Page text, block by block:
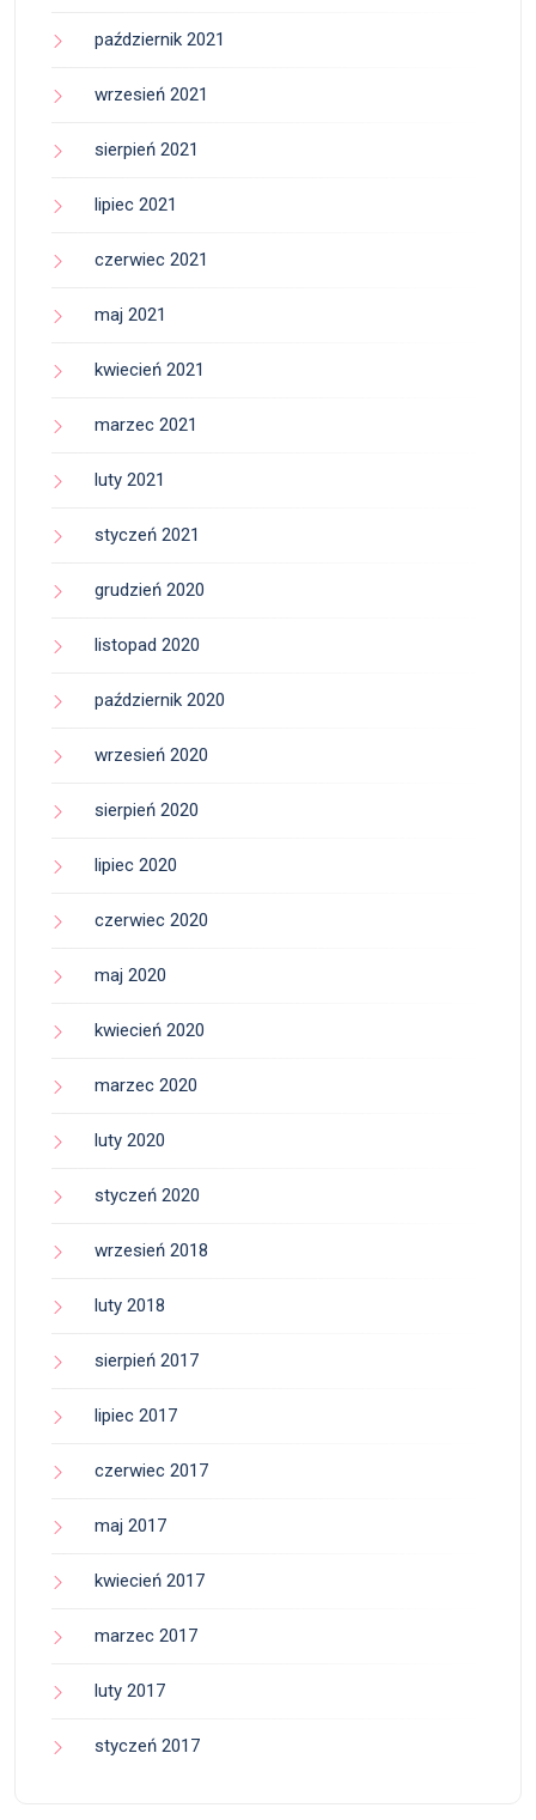
październik 2021
wrzesień 2021
sierpień 2021
lipiec 2021
czerwiec 2021
maj 2021
kwiecień 2021
marzec 2021
luty 2021
styczeń 2021
grudzień 2020
listopad 2020
październik 2020
wrzesień 2020
sierpień 2020
lipiec 2020
czerwiec 2020
maj 2020
kwiecień 2020
marzec 2020
luty 2020
styczeń 2020
wrzesień 2018
luty 2018
sierpień 2017
lipiec 2017
czerwiec 2017
maj 2017
kwiecień 2017
marzec 2017
luty 2017
styczeń 2017